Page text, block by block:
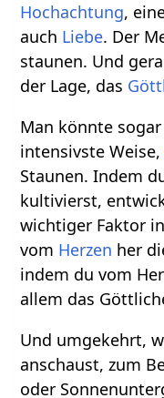
Hochachtung,
auch Liebe. Der
staunen. Und
der Lage, das
Man könnte
intensivste Weise,
Staunen. Indem
kultivierst,
wichtiger Faktor
vom Herzen her
indem du vom
allem das
Und umgekehrt,
anschaust, zum
oder